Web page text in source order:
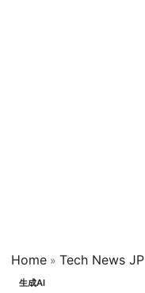
Home » Tech News JP
生成AI